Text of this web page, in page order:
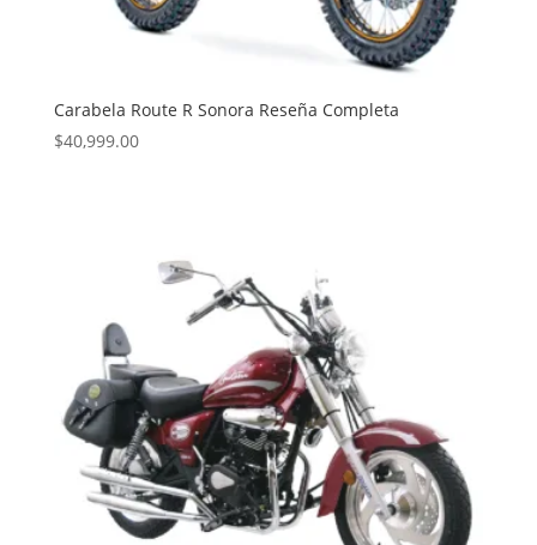
Carabela Route R Sonora Reseña Completa
$40,999.00